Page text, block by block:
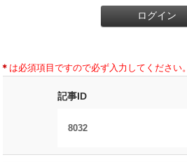
＊ は必須項目ですので必ず入力してください。
記事ID
8032